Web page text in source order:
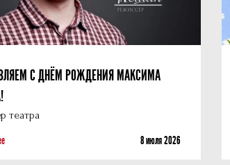
Нам
С ДНЁМ РОЖДЕНИЯ МАКСИМА
театра
8 июля 2026